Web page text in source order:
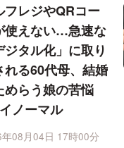
フレジやQRコー
使えない…急速な
ジタル化」に取り
れる60代母、結婚
めらう娘の苦悩
ノーマル
08月04日 17時00分